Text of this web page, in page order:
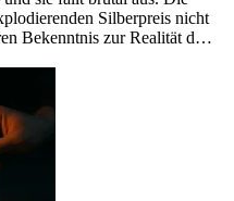
Silberpreis nicht
Bekenntnis zur Realität d…